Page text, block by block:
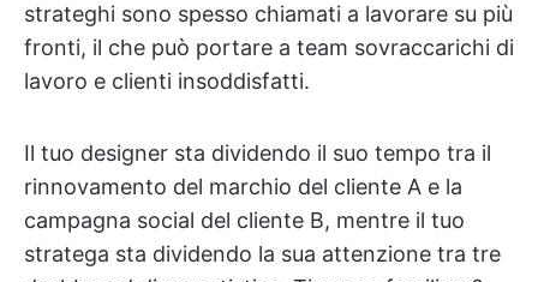
strateghi sono spesso chiamati a lavorare su più
fronti, il che può portare a team sovraccarichi di
lavoro e clienti insoddisfatti.
Il tuo designer sta dividendo il suo tempo tra il
rinnovamento del marchio del cliente A e la
campagna social del cliente B, mentre il tuo
stratega sta dividendo la sua attenzione tra tre